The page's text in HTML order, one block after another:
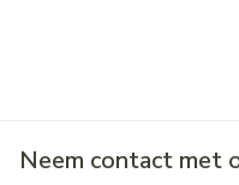
Neem contact met